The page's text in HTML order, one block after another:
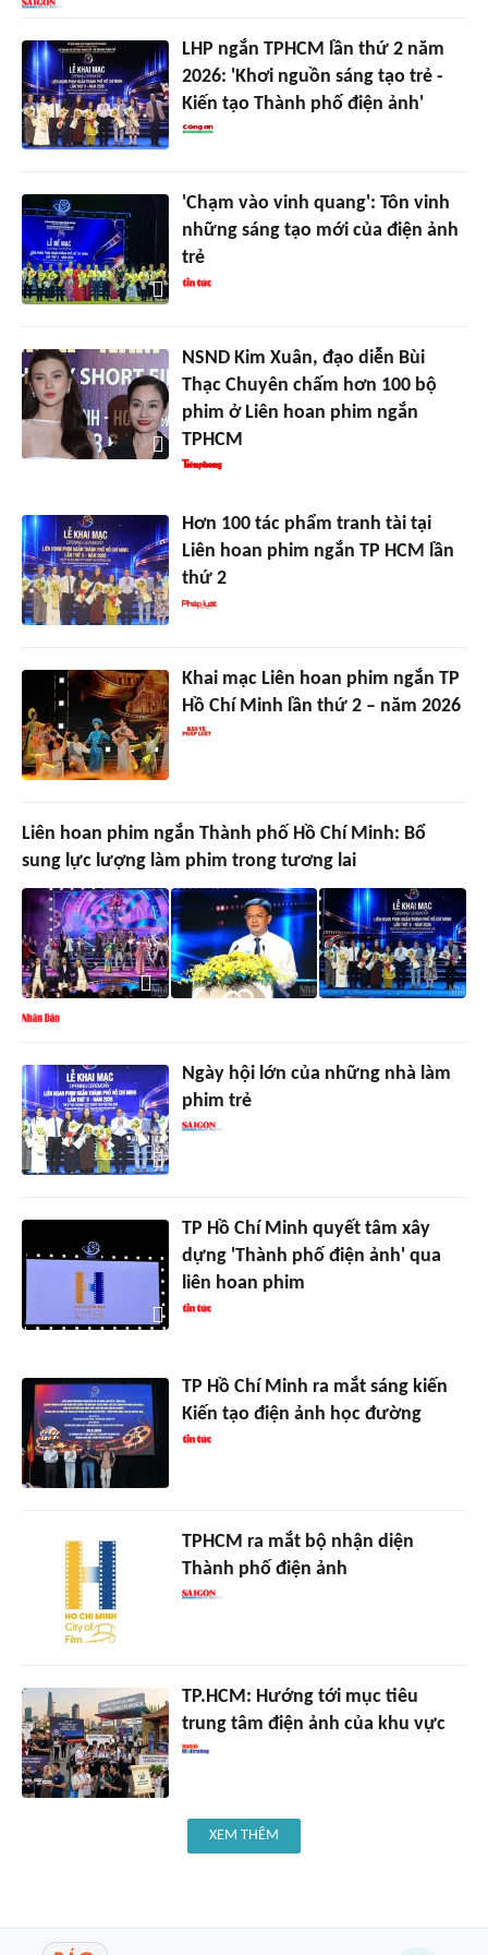
LHP ngắn TPHCM lần thứ 2 năm
2026: 'Khơi nguồn sáng tạo trẻ -
Kiến tạo Thành phố điện ảnh'
'Chạm vào vinh quang': Tôn vinh
những sáng tạo mới của điện ảnh
trẻ
NSND Kim Xuân, đạo diễn Bùi
Thạc Chuyên chấm hơn 100 bộ
phim ở Liên hoan phim ngắn
TPHCM
Hơn 100 tác phẩm tranh tài tại
Liên hoan phim ngắn TP HCM lần
thứ 2
Khai mạc Liên hoan phim ngắn TP
Hồ Chí Minh lần thứ 2 – năm 2026
Liên hoan phim ngắn Thành phố Hồ Chí Minh: Bổ
sung lực lượng làm phim trong tương lai
Ngày hội lớn của những nhà làm
phim trẻ
TP Hồ Chí Minh quyết tâm xây
dựng 'Thành phố điện ảnh' qua
liên hoan phim
TP Hồ Chí Minh ra mắt sáng kiến
Kiến tạo điện ảnh học đường
TPHCM ra mắt bộ nhận diện
Thành phố điện ảnh
TP.HCM: Hướng tới mục tiêu
trung tâm điện ảnh của khu vực
XEM THÊM